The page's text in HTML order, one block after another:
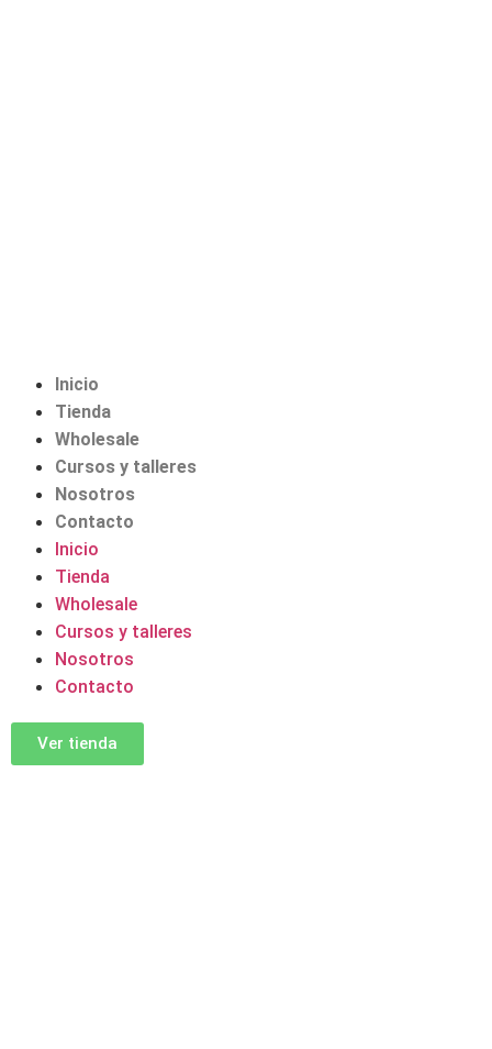
Inicio
Tienda
Wholesale
Cursos y talleres
Nosotros
Contacto
Inicio
Tienda
Wholesale
Cursos y talleres
Nosotros
Contacto
Ver tienda